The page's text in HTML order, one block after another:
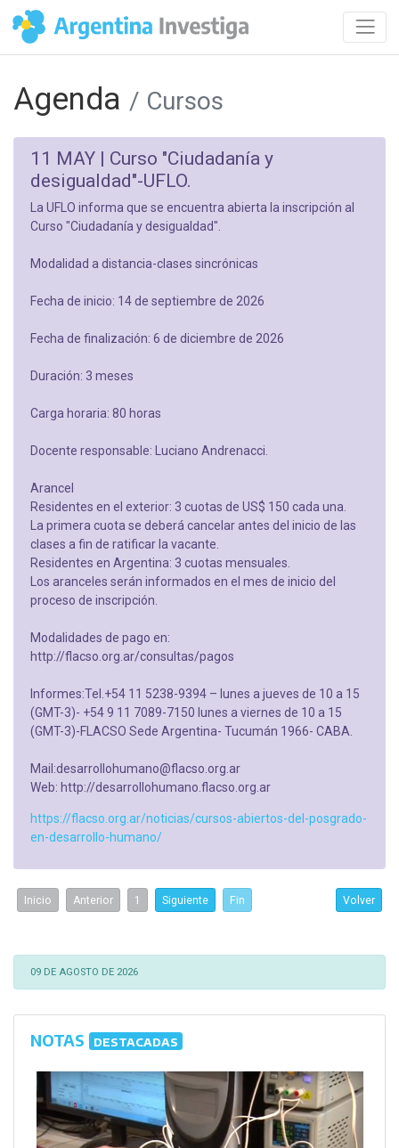
Agenda / Cursos
11 MAY | Curso "Ciudadanía y
desigualdad"-UFLO.
La UFLO informa que se encuentra abierta la inscripción al
Curso "Ciudadanía y desigualdad".
Modalidad a distancia-clases sincrónicas
Fecha de inicio: 14 de septiembre de 2026
Fecha de finalización: 6 de diciembre de 2026
Duración: 3 meses
Carga horaria: 80 horas
Docente responsable: Luciano Andrenacci.
Arancel
Residentes en el exterior: 3 cuotas de US$ 150 cada una.
La primera cuota se deberá cancelar antes del inicio de las
clases a fin de ratificar la vacante.
Residentes en Argentina: 3 cuotas mensuales.
Los aranceles serán informados en el mes de inicio del
proceso de inscripción.
Modalidades de pago en:
http://flacso.org.ar/consultas/pagos
Informes:Tel.+54 11 5238-9394 – lunes a jueves de 10 a 15
(GMT-3)- +54 9 11 7089-7150 lunes a viernes de 10 a 15
(GMT-3)-FLACSO Sede Argentina- Tucumán 1966- CABA.
Mail:desarrollohumano@flacso.org.ar
Web: http://desarrollohumano.flacso.org.ar
https://flacso.org.ar/noticias/cursos-abiertos-del-posgrado-
en-desarrollo-humano/
Inicio Anterior 1 Siguiente Fin Volver
09 DE AGOSTO DE 2026
NOTAS DESTACADAS